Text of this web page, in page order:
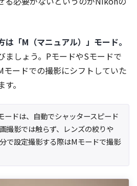
「M（マニュアル）」モード。
ましょう。PモードやSモードで
モードでの撮影にシフトしていた
。
ドは、自動でシャッタースピード
撮影では触らず、レンズの絞りや
で設定撮影する際はMモードで撮影